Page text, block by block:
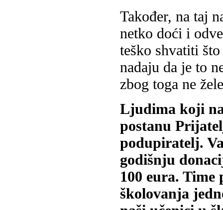
Također, na taj
netko doći i
teško shvatiti
nadaju da je to
zbog toga ne
Ljudima koji
postanu
podupiratelj.
godišnju
100 eura.
školovanja